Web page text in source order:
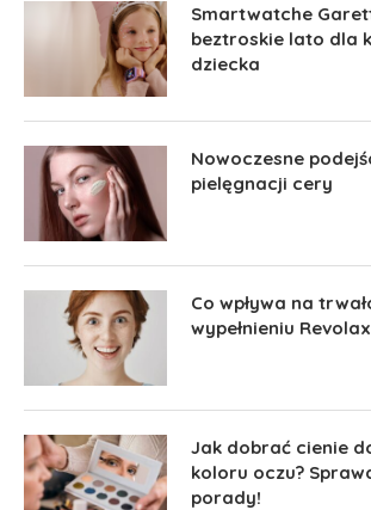
Smartwatche
beztroskie lato dla
dziecka
Nowoczesne
pielęgnacji cery
Co wpływa na
wypełnieniu
Jak dobrać cienie
koloru oczu?
porady!